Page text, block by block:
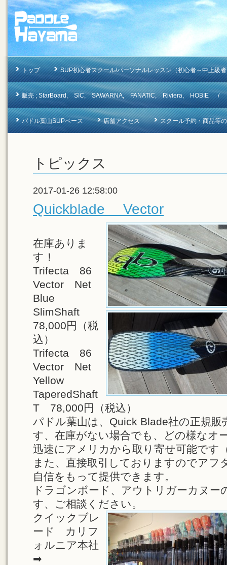
トップ SUP初心者スクール/パーソナルレッスン（初心者～中上級
販売 ; StarBoard, SIC, SAWARNA, FANATIC, Riviera, HOBIE /
パドル葉山SUPベース 店舗アクセス スクール予約・商品
トピックス
2017-01-26 12:58:00
Quickblade Vector
在庫ありま
す！
Trifecta 86
Vector Net
Blue
SlimShaft
78,000円（税
込）
Trifecta 86
Vector Net
Yellow
TaperedShaft
T 78,000円（税込）
パドル葉山は、Quick Blade社の正規販
す、在庫がない場合でも、どの様なオ
迅速にアメリカから取り寄せ可能です
また、直接取引しておりますのでアフ
自信をもって提供できます。
ドラゴンボード、アウトリガーカヌ
す、ご相談ください。
クイックブレ
ード カリフ
ォルニア本社
➡